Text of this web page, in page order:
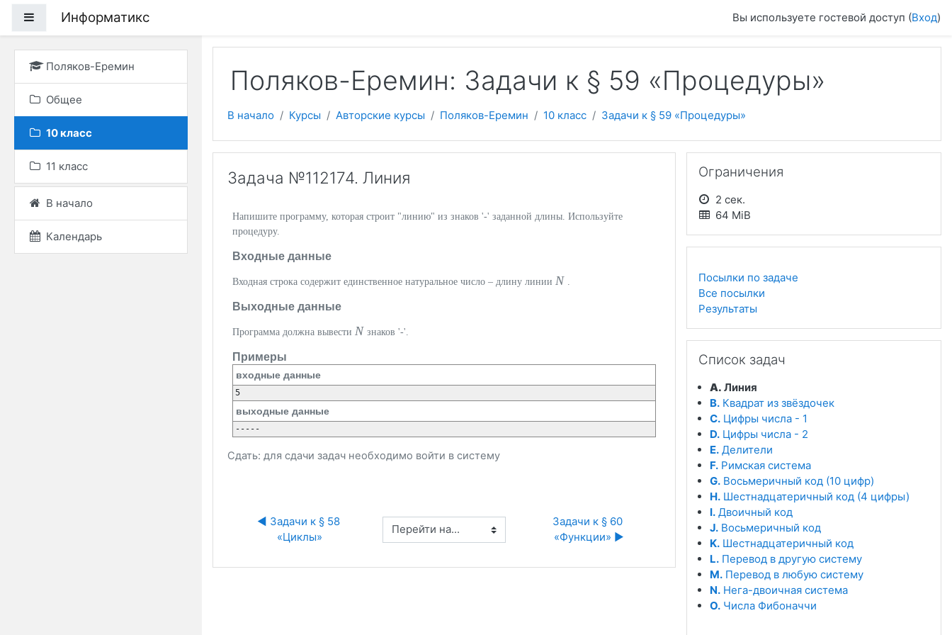
Боковая панель
Информатикс Вы используете гостевой доступ (Вход)
Поляков-Еремин
Общее
10 класс
11 класс
В начало
Календарь
Поляков-Еремин: Задачи к § 59 «Процедуры»
В начало Курсы Авторские курсы Поляков-Еремин 10 класс Задачи к § 59 «Процедуры»
Задача №112174. Линия
Напишите программу, которая строит "линию" из знаков '-' заданной длины. Используйте
процедуру.
Входные данные
Входная строка содержит единственное натуральное число – длину линии N .
Выходные данные
Программа должна вывести N знаков '-'.
Примеры
входные данные
выходные данные
Сдать: для сдачи задач необходимо войти в систему
◀︎ Задачи к § 58
«Циклы»
Перейти на...
Задачи к § 60
«Функции» ▶︎
Ограничения
2 сек.
64 MiB
Посылки по задаче
Все посылки
Результаты
Список задач
A. Линия
B. Квадрат из звёздочек
C. Цифры числа - 1
D. Цифры числа - 2
E. Делители
F. Римская система
G. Восьмеричный код (10 цифр)
H. Шестнадцатеричный код (4 цифры)
I. Двоичный код
J. Восьмеричный код
K. Шестнадцатеричный код
L. Перевод в другую систему
M. Перевод в любую систему
N. Нега-двоичная система
O. Числа Фибоначчи